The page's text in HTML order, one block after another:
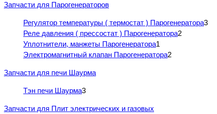
Запчасти для Парогенераторов
Регулятор температуры ( термостат ) Парогенератора3
Реле давления ( прессостат ) Парогенератора2
Уплотнители, манжеты Парогенератора1
Электромагнитный клапан Парогенератора2
Запчасти для печи Шаурма
Тэн печи Шаурма3
Запчасти для Плит электрических и газовых